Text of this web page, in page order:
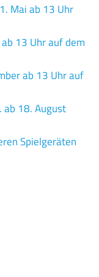
Mai ab 13 Uhr
13 Uhr auf dem
ab 13 Uhr auf
ab 18. August
Spielgeräten